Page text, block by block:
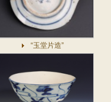
“玉堂片造”